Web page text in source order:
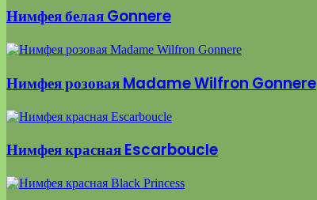
Нимфея белая Gonnere
Нимфея розовая Madame Wilfron Gonnere
Нимфея красная Escarboucle